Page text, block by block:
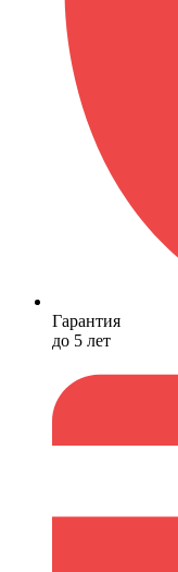
Гарантия
до 5 лет